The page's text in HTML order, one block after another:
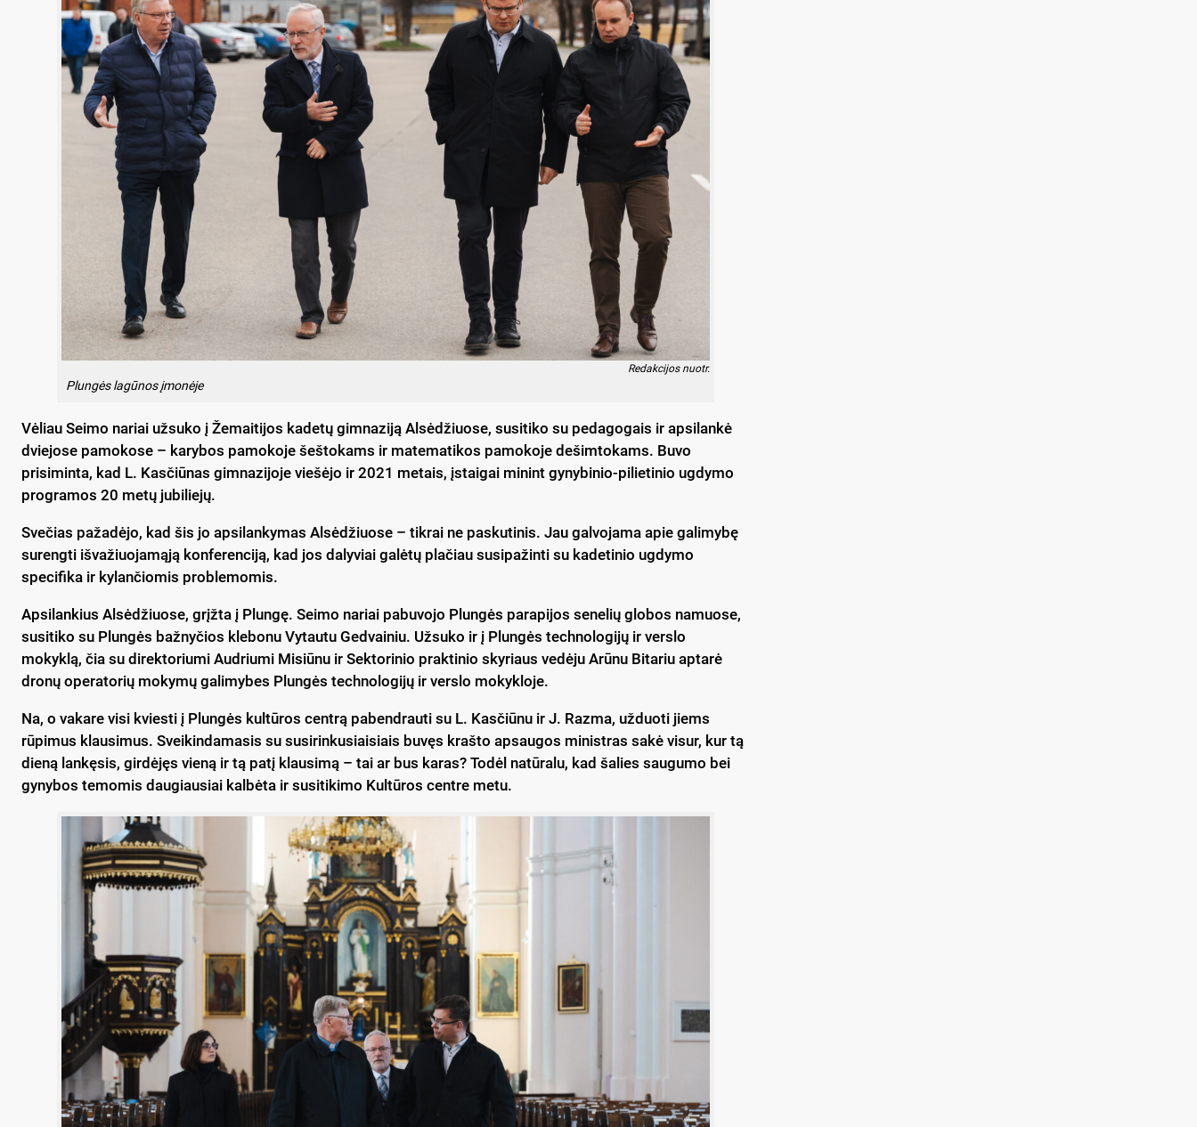
Redakcijos nuotr.
Plungės lagūnos įmonėje
Vėliau Seimo nariai užsuko į Žemaitijos kadetų gimnaziją Alsėdžiuose, susitiko su pedagogais ir apsilankė
dviejose pamokose – karybos pamokoje šeštokams ir matematikos pamokoje dešimtokams. Buvo
prisiminta, kad L. Kasčiūnas gimnazijoje viešėjo ir 2021 metais, įstaigai minint gynybinio-pilietinio ugdymo
programos 20 metų jubiliejų.
Svečias pažadėjo, kad šis jo apsilankymas Alsėdžiuose – tikrai ne paskutinis. Jau galvojama apie galimybę
surengti išvažiuojamąją konferenciją, kad jos dalyviai galėtų plačiau susipažinti su kadetinio ugdymo
specifika ir kylančiomis problemomis.
Apsilankius Alsėdžiuose, grįžta į Plungę. Seimo nariai pabuvojo Plungės parapijos senelių globos namuose,
susitiko su Plungės bažnyčios klebonu Vytautu Gedvainiu. Užsuko ir į Plungės technologijų ir verslo
mokyklą, čia su direktoriumi Audriumi Misiūnu ir Sektorinio praktinio skyriaus vedėju Arūnu Bitariu aptarė
dronų operatorių mokymų galimybes Plungės technologijų ir verslo mokykloje.
Na, o vakare visi kviesti į Plungės kultūros centrą pabendrauti su L. Kasčiūnu ir J. Razma, užduoti jiems
rūpimus klausimus. Sveikindamasis su susirinkusiaisiais buvęs krašto apsaugos ministras sakė visur, kur tą
dieną lankęsis, girdėjęs vieną ir tą patį klausimą – tai ar bus karas? Todėl natūralu, kad šalies saugumo bei
gynybos temomis daugiausiai kalbėta ir susitikimo Kultūros centre metu.